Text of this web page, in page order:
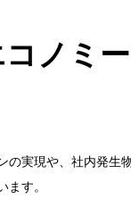
ノミ
の実現や、社内発生
す。